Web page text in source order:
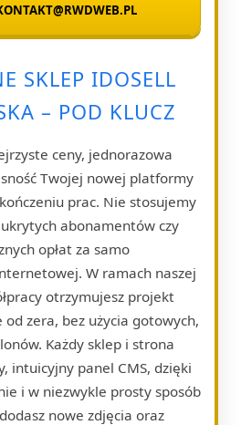
SKLEP IDOSELL
– POD KLUCZ
ceny, jednorazowa
Twojej nowej platformy
prac. Nie stosujemy
abonamentów czy
opłat za samo
W ramach naszej
otrzymujesz projekt
od zera, bez użycia gotowych,
Każdy sklep i strona
intuicyjny panel CMS, dzięki
i w niezwykle prosty sposób
nowe zdjęcia oraz